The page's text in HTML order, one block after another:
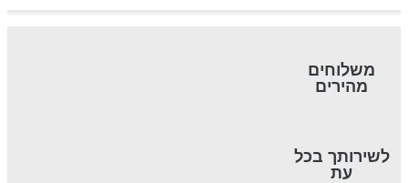
משלוחים
מהירים
לשירותך בכל
עת